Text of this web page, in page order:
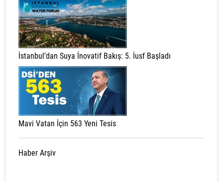
İstanbul’dan Suya İnovatif Bakış: 5. İusf Başladı
Mavi Vatan İçin 563 Yeni Tesis
Haber Arşiv